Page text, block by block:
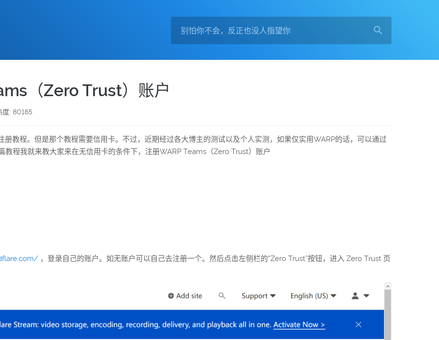
（Zero Trust）账户
度: 80165
教程。但是那个教程需要信用卡。不过，近期经过各大博主的测试以及个人实测，如果仅实用WARP的话，可以通过
程我就来教大家来在无信用卡的条件下，注册WARP Teams（Zero Trust）账户
，登录自己的账户。如无账户可以自己去注册一个。然后点击左侧栏的“Zero Trust”按钮，进入 Zero Trust 页